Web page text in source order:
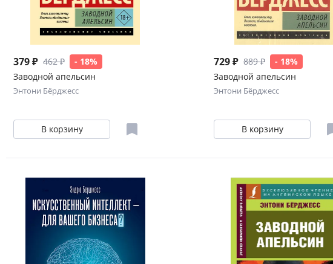
379 ₽ 462 ₽
- 18%
Заводной апельсин
Энтони Бёрджесс
В корзину
729 ₽ 889 ₽
- 18%
Заводной апельсин
Энтони Бёрджесс
В корзину